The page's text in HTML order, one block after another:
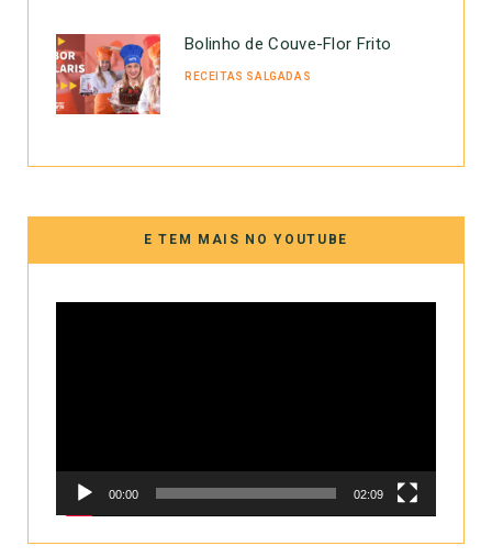
Bolinho de Couve-Flor Frito
RECEITAS SALGADAS
E TEM MAIS NO YOUTUBE
00:00 02:09